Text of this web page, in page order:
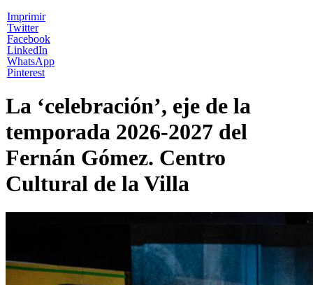
Imprimir
Twitter
Facebook
LinkedIn
WhatsApp
Pinterest
La ‘celebración’, eje de la
temporada 2026-2027 del
Fernán Gómez. Centro
Cultural de la Villa